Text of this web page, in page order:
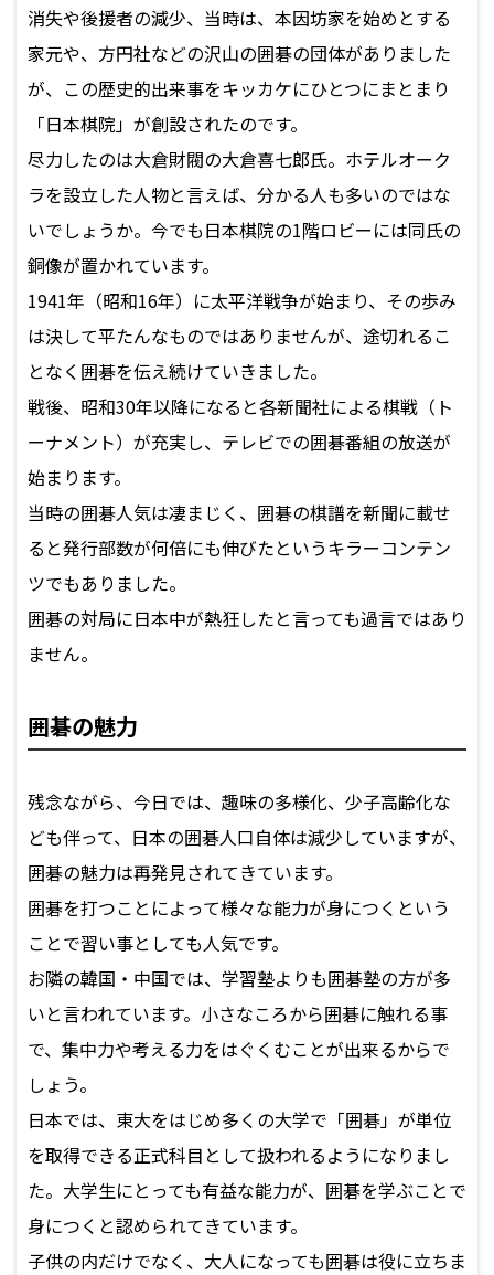
消失や後援者の減少、当時は、本因坊家を始めとする
家元や、方円社などの沢山の囲碁の団体がありました
が、この歴史的出来事をキッカケにひとつにまとまり
「日本棋院」が創設されたのです。
尽力したのは大倉財閥の大倉喜七郎氏。ホテルオーク
ラを設立した人物と言えば、分かる人も多いのではな
いでしょうか。今でも日本棋院の1階ロビーには同氏の
銅像が置かれています。
1941年（昭和16年）に太平洋戦争が始まり、その歩み
は決して平たんなものではありませんが、途切れるこ
となく囲碁を伝え続けていきました。
戦後、昭和30年以降になると各新聞社による棋戦（ト
ーナメント）が充実し、テレビでの囲碁番組の放送が
始まります。
当時の囲碁人気は凄まじく、囲碁の棋譜を新聞に載せ
ると発行部数が何倍にも伸びたというキラーコンテン
ツでもありました。
囲碁の対局に日本中が熱狂したと言っても過言ではあり
ません。
囲碁の魅力
残念ながら、今日では、趣味の多様化、少子高齢化な
ども伴って、日本の囲碁人口自体は減少していますが、
囲碁の魅力は再発見されてきています。
囲碁を打つことによって様々な能力が身につくという
ことで習い事としても人気です。
お隣の韓国・中国では、学習塾よりも囲碁塾の方が多
いと言われています。小さなころから囲碁に触れる事
で、集中力や考える力をはぐくむことが出来るからで
しょう。
日本では、東大をはじめ多くの大学で「囲碁」が単位
を取得できる正式科目として扱われるようになりまし
た。大学生にとっても有益な能力が、囲碁を学ぶことで
身につくと認められてきています。
子供の内だけでなく、大人になっても囲碁は役に立ちま